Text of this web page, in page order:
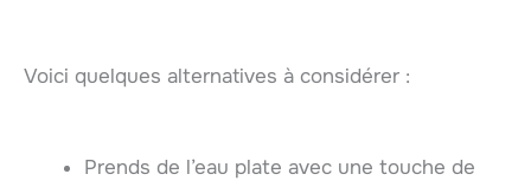
Voici quelques alternatives à considérer :
Prends de l’eau plate avec une touche de